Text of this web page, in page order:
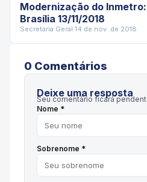
Modernização do
Brasília 13/11/2018
Secretaria Geral·14 de nov. de 2018
0 Comentários
Deixe uma resposta
Seu comentário ficará
Nome *
Sobrenome *